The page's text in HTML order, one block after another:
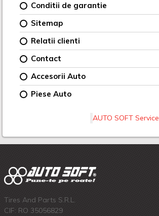
Conditii de garantie
Sitemap
Relatii clienti
Contact
Accesorii Auto
Piese Auto
AUTO SOFT Service
Tires And Parts S.R.L.
CIF: RO 35056829